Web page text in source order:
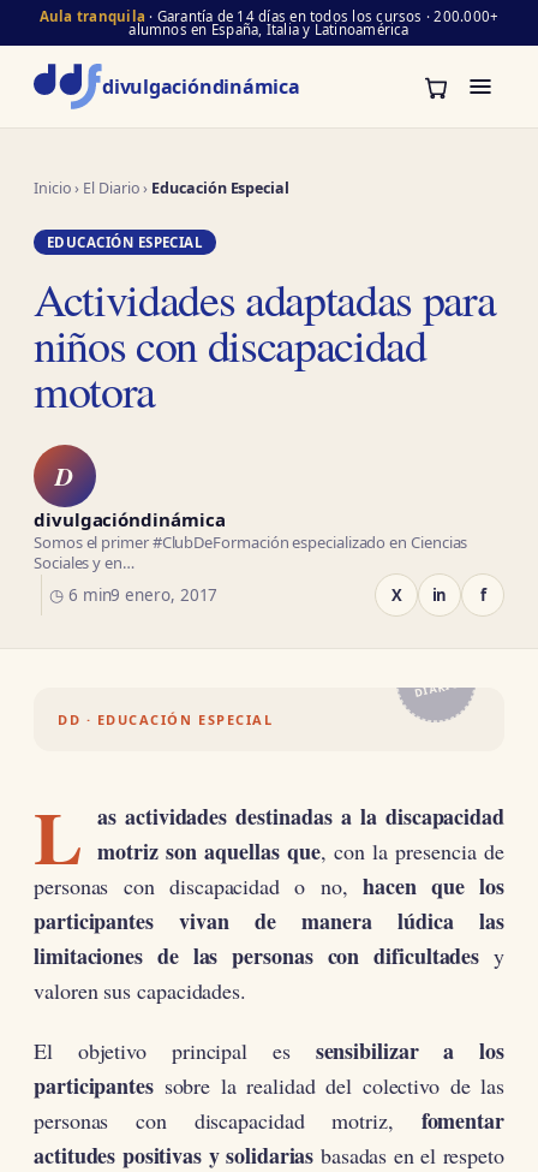
Aula tranquila · Garantía de 14 días en todos los cursos · 200.000+
alumnos en España, Italia y Latinoamérica
divulgacióndinámica
Inicio› El Diario› Educación Especial
EDUCACIÓN ESPECIAL
Actividades adaptadas para
niños con discapacidad
motora
D
divulgacióndinámica
Somos el primer #ClubDeFormación especializado en Ciencias
Sociales y en…
◷ 6 min9 enero, 2017 X in f
DD · EDUCACIÓN ESPECIAL
DIARIO
L as actividades destinadas a la discapacidad
motriz son aquellas que, con la presencia de
personas con discapacidad o no, hacen que los
participantes vivan de manera lúdica las
limitaciones de las personas con dificultades y
valoren sus capacidades.
El objetivo principal es sensibilizar a los
participantessobre la realidad del colectivo de las
personas con discapacidad motriz, fomentar
actitudes positivas y solidarias basadas en el respeto